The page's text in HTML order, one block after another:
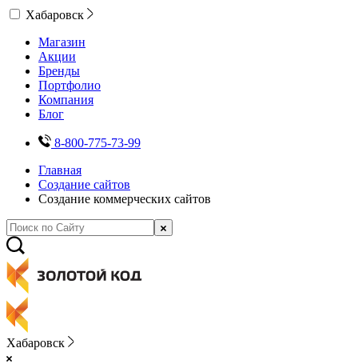
Хабаровск
Магазин
Акции
Бренды
Портфолио
Компания
Блог
8-800-775-73-99
Главная
Создание сайтов
Создание коммерческих сайтов
Хабаровск